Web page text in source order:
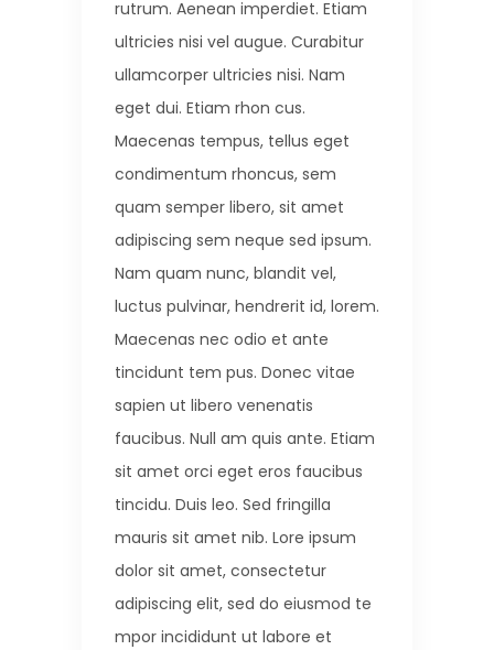
rutrum. Aenean imperdiet. Etiam
ultricies nisi vel augue. Curabitur
ullamcorper ultricies nisi. Nam
eget dui. Etiam rhon cus.
Maecenas tempus, tellus eget
condimentum rhoncus, sem
quam semper libero, sit amet
adipiscing sem neque sed ipsum.
Nam quam nunc, blandit vel,
luctus pulvinar, hendrerit id, lorem.
Maecenas nec odio et ante
tincidunt tem pus. Donec vitae
sapien ut libero venenatis
faucibus. Null am quis ante. Etiam
sit amet orci eget eros faucibus
tincidu. Duis leo. Sed fringilla
mauris sit amet nib. Lore ipsum
dolor sit amet, consectetur
adipiscing elit, sed do eiusmod te
mpor incididunt ut labore et